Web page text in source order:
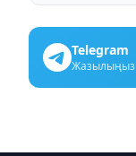
Telegram
Жазылыңыз